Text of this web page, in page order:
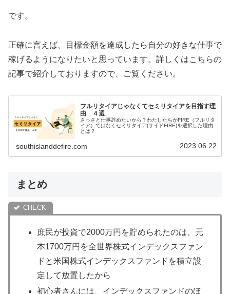
です。
正確に言えば、目標金額を達成したら自分の好きな仕事で
稼げるようになりたいと思っています。詳しくはこちらの
記事で紹介しておりますので、ご覧ください。
フルリタイアじゃなくてセミリタイアを目指す理
由 ４選
さっさと仕事辞めたいから？わたしたちがFIRE（フルリタ
イア）ではなくセミリタイア(サイドFIRE)を選択した理由
とは？
southislanddefire.com 2023.06.22
まとめ
庶民が投資で2000万円を貯められたのは、元
本1700万円を全世界株式インデックスファン
ドと米国株式インデックスファンドを積立設
定して放置したから
初心者さんには、インデックスファンドのほ